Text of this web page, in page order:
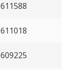
611588
611018
609225